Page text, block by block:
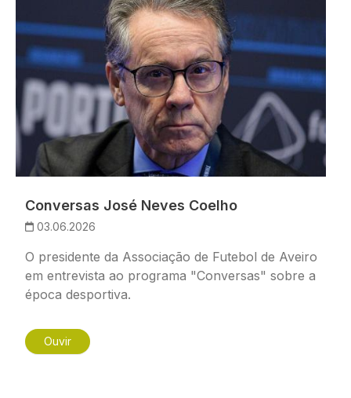
Conversas José Neves Coelho
03.06.2026
O presidente da Associação de Futebol de Aveiro
em entrevista ao programa "Conversas" sobre a
época desportiva.
Ouvir